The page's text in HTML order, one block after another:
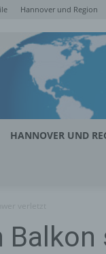
Hannover und Region
HANNOVER UND